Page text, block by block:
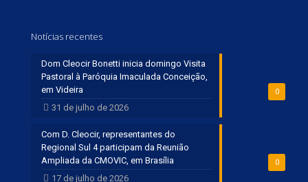
Notícias recentes
0
Dom Cleocir Bonetti inicia domingo Visita
Pastoral à Paróquia Imaculada Conceição,
em Videira
31 de julho de 2026
0
Com D. Cleocir, representantes do
Regional Sul 4 participam da Reunião
Ampliada da CMOVIC, em Brasília
17 de julho de 2026